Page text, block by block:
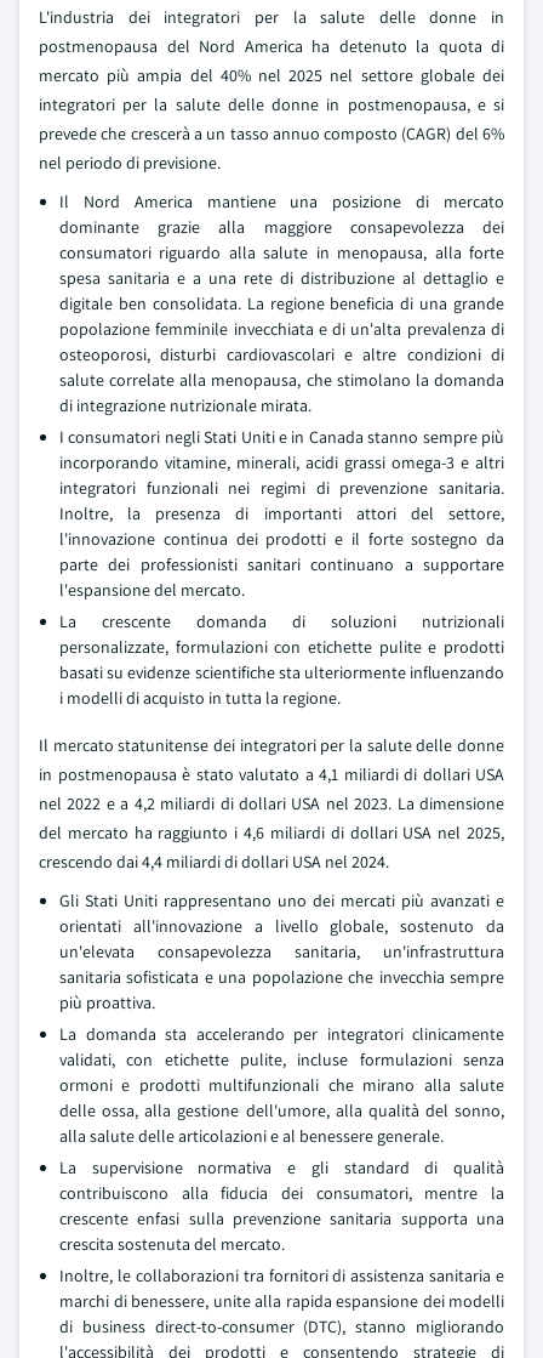
L'industria dei integratori per la salute delle donne in
postmenopausa del Nord America ha detenuto la quota di
mercato più ampia del 40% nel 2025 nel settore globale dei
integratori per la salute delle donne in postmenopausa, e si
prevede che crescerà a un tasso annuo composto (CAGR) del 6%
nel periodo di previsione.
Il Nord America mantiene una posizione di mercato
dominante grazie alla maggiore consapevolezza dei
consumatori riguardo alla salute in menopausa, alla forte
spesa sanitaria e a una rete di distribuzione al dettaglio e
digitale ben consolidata. La regione beneficia di una grande
popolazione femminile invecchiata e di un'alta prevalenza di
osteoporosi, disturbi cardiovascolari e altre condizioni di
salute correlate alla menopausa, che stimolano la domanda
di integrazione nutrizionale mirata.
I consumatori negli Stati Uniti e in Canada stanno sempre più
incorporando vitamine, minerali, acidi grassi omega-3 e altri
integratori funzionali nei regimi di prevenzione sanitaria.
Inoltre, la presenza di importanti attori del settore,
l'innovazione continua dei prodotti e il forte sostegno da
parte dei professionisti sanitari continuano a supportare
l'espansione del mercato.
La crescente domanda di soluzioni nutrizionali
personalizzate, formulazioni con etichette pulite e prodotti
basati su evidenze scientifiche sta ulteriormente influenzando
i modelli di acquisto in tutta la regione.
Il mercato statunitense dei integratori per la salute delle donne
in postmenopausa è stato valutato a 4,1 miliardi di dollari USA
nel 2022 e a 4,2 miliardi di dollari USA nel 2023. La dimensione
del mercato ha raggiunto i 4,6 miliardi di dollari USA nel 2025,
crescendo dai 4,4 miliardi di dollari USA nel 2024.
Gli Stati Uniti rappresentano uno dei mercati più avanzati e
orientati all'innovazione a livello globale, sostenuto da
un'elevata consapevolezza sanitaria, un'infrastruttura
sanitaria sofisticata e una popolazione che invecchia sempre
più proattiva.
La domanda sta accelerando per integratori clinicamente
validati, con etichette pulite, incluse formulazioni senza
ormoni e prodotti multifunzionali che mirano alla salute
delle ossa, alla gestione dell'umore, alla qualità del sonno,
alla salute delle articolazioni e al benessere generale.
La supervisione normativa e gli standard di qualità
contribuiscono alla fiducia dei consumatori, mentre la
crescente enfasi sulla prevenzione sanitaria supporta una
crescita sostenuta del mercato.
Inoltre, le collaborazioni tra fornitori di assistenza sanitaria e
marchi di benessere, unite alla rapida espansione dei modelli
di business direct-to-consumer (DTC), stanno migliorando
l'accessibilità dei prodotti e consentendo strategie di